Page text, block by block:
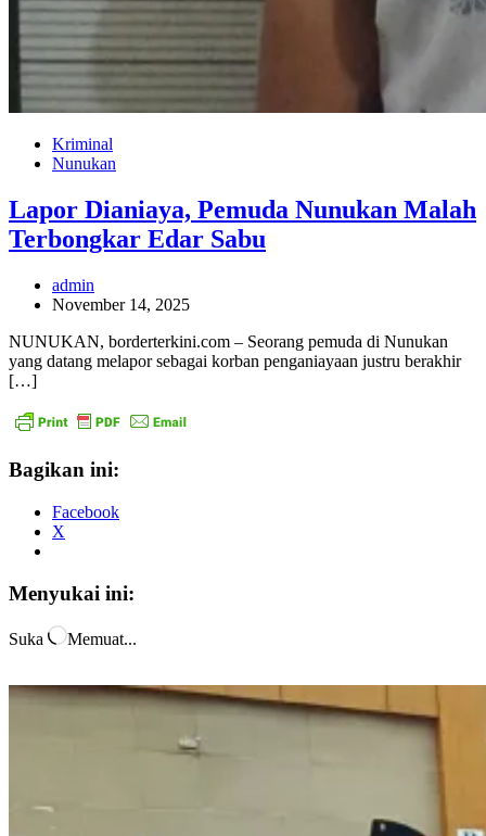
Kriminal
Nunukan
Lapor Dianiaya, Pemuda Nunukan Malah
Terbongkar Edar Sabu
admin
November 14, 2025
NUNUKAN, borderterkini.com – Seorang pemuda di Nunukan
yang datang melapor sebagai korban penganiayaan justru berakhir
[…]
Bagikan ini:
Facebook
X
Menyukai ini:
Suka Memuat...